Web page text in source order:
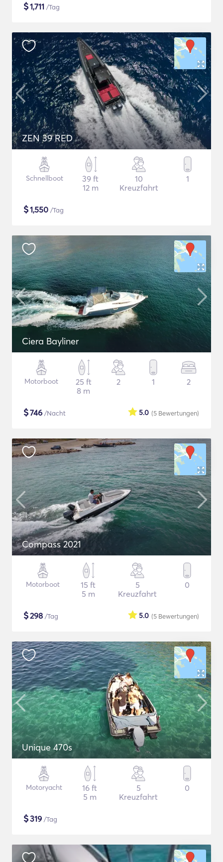
$1,711 /Tag
ZEN 39 RED
Schnellboot
39 ft
12 m
10
Kreuzfahrt
1
$1,550 /Tag
Ciera Bayliner
Motorboot
25 ft
8 m
2 1 2
$746 /Nacht (5 Bewertungen)
5.0
Compass 2021
Motorboot
15 ft
5 m
5
Kreuzfahrt
0
$298 /Tag (5 Bewertungen)
5.0
Unique 470s
Motoryacht
16 ft
5 m
5
Kreuzfahrt
0
$319 /Tag